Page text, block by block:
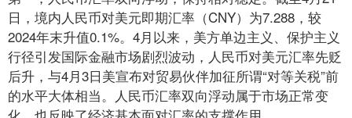
日，境内人民币对美元即期汇率（CNY）为7.288，较
2024年末升值0.1%。4月以来，美方单边主义、保护主义
行径引发国际金融市场剧烈波动，人民币对美元汇率先贬
后升，与4月3日美宣布对贸易伙伴加征所谓“对等关税”前
的水平大体相当。人民币汇率双向浮动属于市场正常变